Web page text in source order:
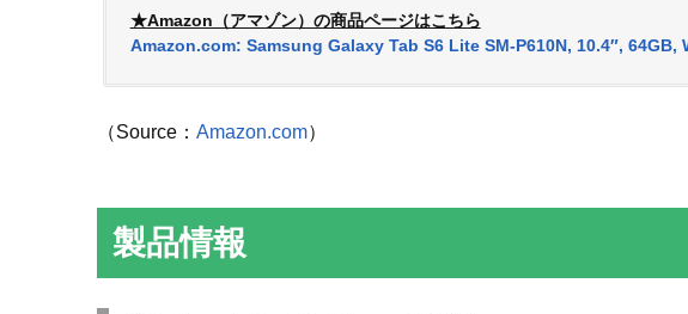
★Amazon（アマゾン）の商品ページはこちら
Amazon.com: Samsung Galaxy Tab S6 Lite SM-P610N, 10.4″,
（Source： Amazon.com）
製品情報